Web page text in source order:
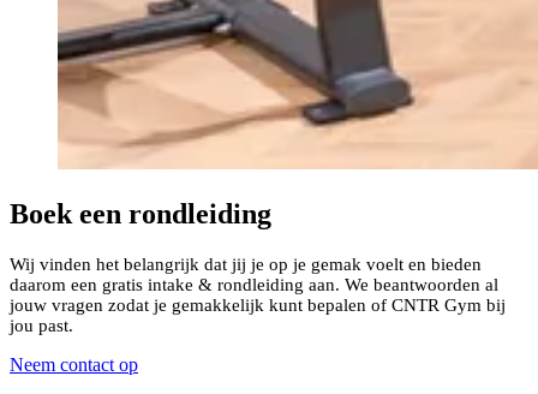
Boek een rondleiding
Wij vinden het belangrijk dat jij je op je gemak voelt en bieden
daarom een gratis intake & rondleiding aan. We beantwoorden al
jouw vragen zodat je gemakkelijk kunt bepalen of CNTR Gym bij
jou past.
Neem contact op